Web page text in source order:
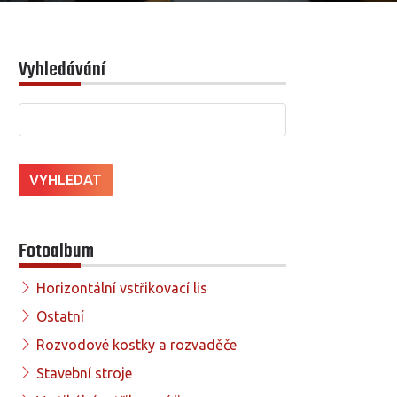
Vyhledávání
Fotoalbum
Horizontální vstřikovací lis
Ostatní
Rozvodové kostky a rozvaděče
Stavební stroje